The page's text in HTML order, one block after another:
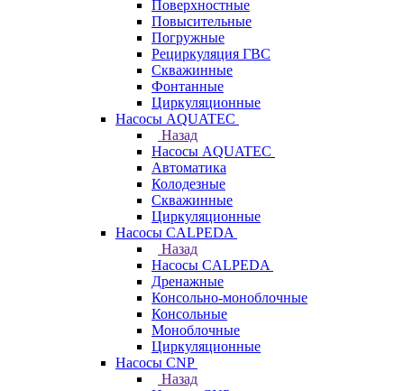
Поверхностные
Повысительные
Погружные
Рециркуляция ГВС
Скважинные
Фонтанные
Циркуляционные
Насосы AQUATEC
Назад
Насосы AQUATEC
Автоматика
Колодезные
Скважинные
Циркуляционные
Насосы CALPEDA
Назад
Насосы CALPEDA
Дренажные
Консольно-моноблочные
Консольные
Моноблочные
Циркуляционные
Насосы CNP
Назад